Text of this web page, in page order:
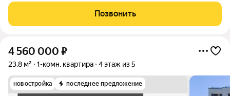
, комната 7,96 кв. м, кухня 7,25 кв. м, санузел совмещенный 3,33
кв. м
Позвонить
4 560 000 ₽
23,8 м² 1-комн. квартира 4 этаж из 5
новостройка последнее предложение